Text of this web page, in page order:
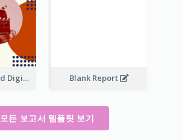
Purple And Red Digital Media Annual Report Blank Report
모든 보고서 템플릿 보기